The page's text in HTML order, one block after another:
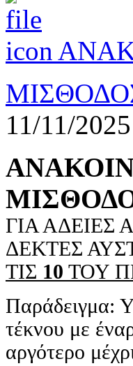
11/11/2025
ΓΙΑ
ΔΕΚΤΕΣ
ΤΙΣ 10 ΤΟΥ
Παράδειγμα:
τέκνου με
αργότερο